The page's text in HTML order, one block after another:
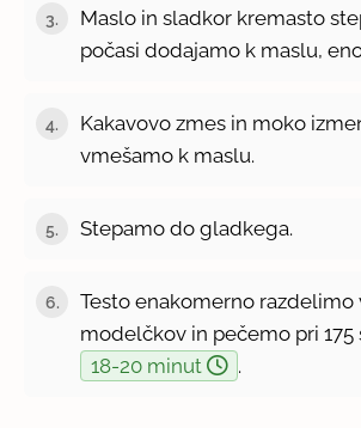
3.
Maslo in sladkor kremasto
počasi dodajamo k maslu,
4.
Kakavovo zmes in moko
vmešamo k maslu.
5. Stepamo do gladkega.
6.
Testo enakomerno razdelimo
modelčkov in pečemo pri 175
18-20 minut
.